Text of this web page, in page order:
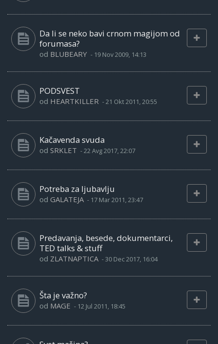
Da li se neko bavi crnom magijom od
forumasa?
od BLUBEARY - 19 Nov 2009, 14:13
PODSVEST
od HEARTKILLER -21 Okt 2011, 20:55
Kačavenda svuda
od SRKLET -22 Avg 2017, 22:07
Potreba za ljubavlju
od GALATEJA - 17 Mar 2011, 23:47
Predavanja, besede, dokumentarci,
TED talks & stuff
od ZLATNAPTICA -30 Dec 2017, 16:04
Šta je važno?
od MAGE - 12 Jul 2011, 18:45